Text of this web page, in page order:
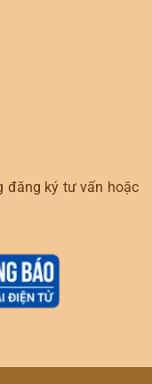
đăng ký tư vấn hoặc